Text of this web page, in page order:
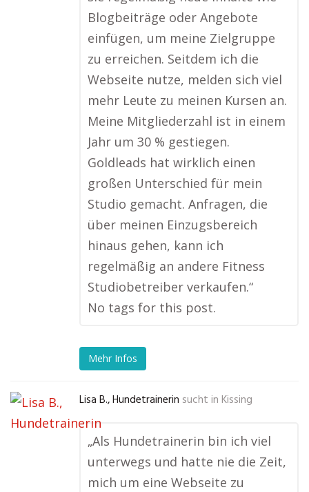
Blogbeiträge oder Angebote
einfügen, um meine Zielgruppe
zu erreichen. Seitdem ich die
Webseite nutze, melden sich viel
mehr Leute zu meinen Kursen an.
Meine Mitgliederzahl ist in einem
Jahr um 30 % gestiegen.
Goldleads hat wirklich einen
großen Unterschied für mein
Studio gemacht. Anfragen, die
über meinen Einzugsbereich
hinaus gehen, kann ich
regelmäßig an andere Fitness
Studiobetreiber verkaufen.“
No tags for this post.
Mehr Infos
Lisa B., Hundetrainerin sucht in Kissing
„Als Hundetrainerin bin ich viel
unterwegs und hatte nie die Zeit,
mich um eine Webseite zu